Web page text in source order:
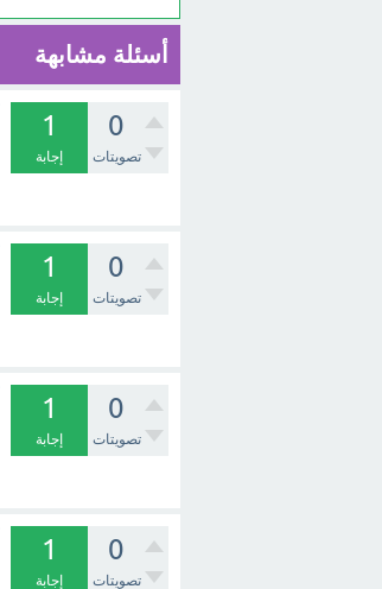
أسئلة مشابهة
0
تصويتات
1
إجابة
0
تصويتات
1
إجابة
0
تصويتات
1
إجابة
0
تصويتات
1
إجابة